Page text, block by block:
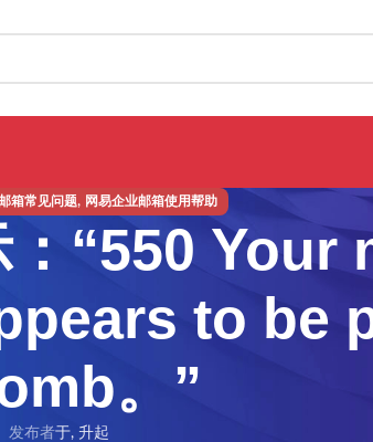
箱常见问题, 网易企业邮箱使用帮助
：“550 Your
to be
。”
发布者于, 升起